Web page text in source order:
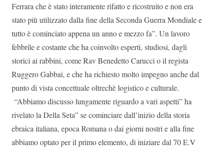
Ferrara che è stato interamente rifatto e ricostruito e non era
stato più utilizzato dalla fine della Seconda Guerra Mondiale e
tutto è cominciato appena un anno e mezzo fa”. Un lavoro
febbrile e costante che ha coinvolto esperti, studiosi, dagli
storici ai rabbini, come Rav Benedetto Carucci o il regista
Ruggero Gabbai, e che ha richiesto molto impegno anche dal
punto di vista concettuale oltrechè logistico e culturale.
“Abbiamo discusso lungamente riguardo a vari aspetti” ha
rivelato la Della Seta” se cominciare dall’inizio della storia
ebraica italiana, epoca Romana o dai giorni nostri e alla fine
abbiamo optato per il primo elemento, di iniziare dal 70 E.V